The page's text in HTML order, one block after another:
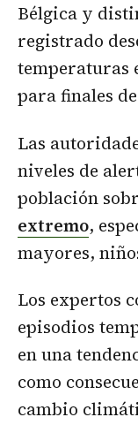
Bélgica y
registrado
temperaturas
para finales
Las
niveles de
población
extremo,
mayores,
Los expertos
episodios
en una
como
cambio